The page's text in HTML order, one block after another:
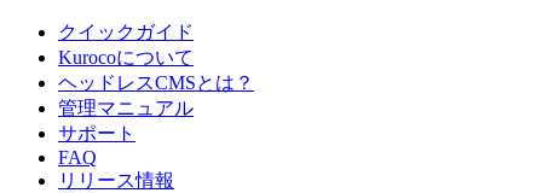
クイックガイド
Kurocoについて
ヘッドレスCMSとは？
管理マニュアル
サポート
FAQ
リリース情報